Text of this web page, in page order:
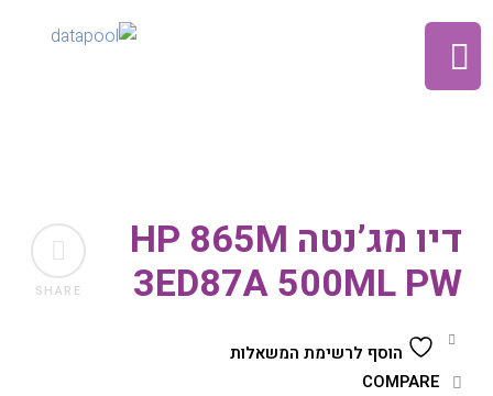
SHARE
דיו מג’נטה HP 865M
3ED87A 500ML PW
הוסף לרשימת המשאלות
COMPARE